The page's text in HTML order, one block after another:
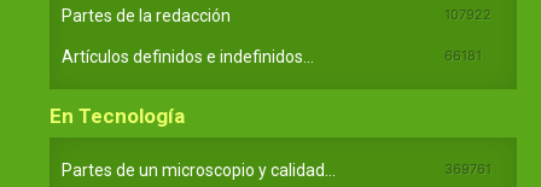
Partes de la redacción 107922
Artículos definidos e indefinidos... 66181
En Tecnología
Partes de un microscopio y calidad... 369761